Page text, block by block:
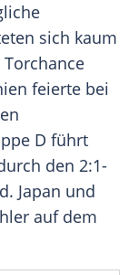
sich kaum
feierte bei
D führt
den 2:1-
Japan und
auf dem